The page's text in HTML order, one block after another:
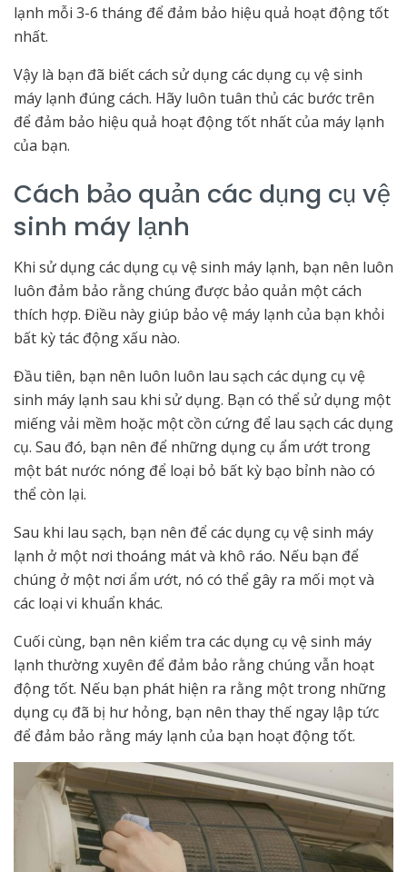
lạnh mỗi 3-6 tháng để đảm bảo hiệu quả hoạt động tốt
nhất.
Vậy là bạn đã biết cách sử dụng các dụng cụ vệ sinh
máy lạnh đúng cách. Hãy luôn tuân thủ các bước trên
để đảm bảo hiệu quả hoạt động tốt nhất của máy lạnh
của bạn.
Cách bảo quản các dụng cụ vệ
sinh máy lạnh
Khi sử dụng các dụng cụ vệ sinh máy lạnh, bạn nên luôn
luôn đảm bảo rằng chúng được bảo quản một cách
thích hợp. Điều này giúp bảo vệ máy lạnh của bạn khỏi
bất kỳ tác động xấu nào.
Đầu tiên, bạn nên luôn luôn lau sạch các dụng cụ vệ
sinh máy lạnh sau khi sử dụng. Bạn có thể sử dụng một
miếng vải mềm hoặc một cồn cứng để lau sạch các dụng
cụ. Sau đó, bạn nên để những dụng cụ ẩm ướt trong
một bát nước nóng để loại bỏ bất kỳ bạo bỉnh nào có
thể còn lại.
Sau khi lau sạch, bạn nên để các dụng cụ vệ sinh máy
lạnh ở một nơi thoáng mát và khô ráo. Nếu bạn để
chúng ở một nơi ẩm ướt, nó có thể gây ra mối mọt và
các loại vi khuẩn khác.
Cuối cùng, bạn nên kiểm tra các dụng cụ vệ sinh máy
lạnh thường xuyên để đảm bảo rằng chúng vẫn hoạt
động tốt. Nếu bạn phát hiện ra rằng một trong những
dụng cụ đã bị hư hỏng, bạn nên thay thế ngay lập tức
để đảm bảo rằng máy lạnh của bạn hoạt động tốt.